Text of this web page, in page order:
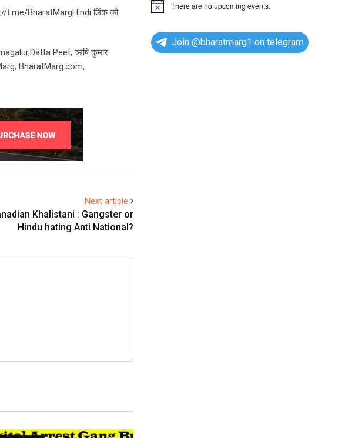
t.me/BharatMargHindi लिंक को
Peet, ऋषि कुमार
BharatMarg.com,
Next article
Khalistani : Gangster or
Hindu hating Anti National?
N
i
c
There are no upcoming events.
Join @bharatmarg1 on telegram